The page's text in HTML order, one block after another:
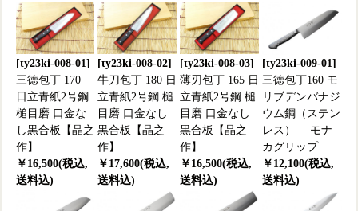
[ty23ki-008-01]
三徳包丁 170
日立青紙2号鋼
槌目磨 口金な
し黒合板【晶之
作】
￥16,500(税込,
送料込)
[ty23ki-008-02]
牛刀包丁 180 日
立青紙2号鋼 槌
目磨 口金なし
黒合板【晶之
作】
￥17,600(税込,
送料込)
[ty23ki-008-03]
薄刃包丁 165 日
立青紙2号鋼 槌
目磨 口金なし
黒合板【晶之
作】
￥16,500(税込,
送料込)
[ty23ki-009-01]
三徳包丁160 モ
リブデンバナジ
ウム鋼（ステン
レス） モナ
カグリップ
￥12,100(税込,
送料込)